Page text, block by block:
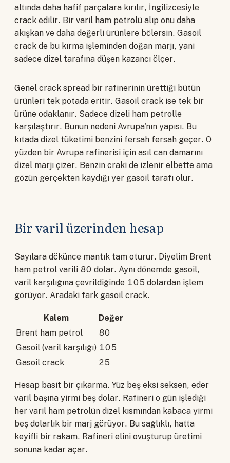
altında daha hafif parçalara kırılır, İngilizcesiyle
crack edilir. Bir varil ham petrolü alıp onu daha
akışkan ve daha değerli ürünlere bölersin. Gasoil
crack de bu kırma işleminden doğan marjı, yani
sadece dizel tarafına düşen kazancı ölçer.
Genel crack spread bir rafinerinin ürettiği bütün
ürünleri tek potada eritir. Gasoil crack ise tek bir
ürüne odaklanır. Sadece dizeli ham petrolle
karşılaştırır. Bunun nedeni Avrupa'nın yapısı. Bu
kıtada dizel tüketimi benzini fersah fersah geçer. O
yüzden bir Avrupa rafinerisi için asıl can damarını
dizel marjı çizer. Benzin craki de izlenir elbette ama
gözün gerçekten kaydığı yer gasoil tarafı olur.
Bir varil üzerinden hesap
Sayılara dökünce mantık tam oturur. Diyelim Brent
ham petrol varili 80 dolar. Aynı dönemde gasoil,
varil karşılığına çevrildiğinde 105 dolardan işlem
görüyor. Aradaki fark gasoil crack.
Kalem
Değer
Brent ham petrol
80
Gasoil (varil karşılığı) 105
Gasoil crack
25
Hesap basit bir çıkarma. Yüz beş eksi seksen, eder
varil başına yirmi beş dolar. Rafineri o gün işlediği
her varil ham petrolün dizel kısmından kabaca yirmi
beş dolarlık bir marj görüyor. Bu sağlıklı, hatta
keyifli bir rakam. Rafineri elini ovuşturup üretimi
sonuna kadar açar.